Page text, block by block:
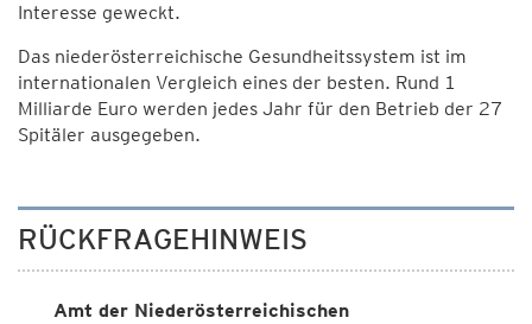
Interesse geweckt.
Das niederösterreichische Gesundheitssystem ist im
internationalen Vergleich eines der besten. Rund 1
Milliarde Euro werden jedes Jahr für den Betrieb der 27
Spitäler ausgegeben.
RÜCKFRAGEHINWEIS
Amt der Niederösterreichischen